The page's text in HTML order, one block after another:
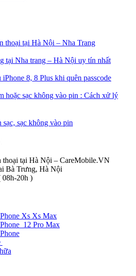
thoại tại Hà Nội – Nha Trang
tại Nha trang – Hà Nội uy tín nhất
iPhone 8, 8 Plus khi quên passcode
hoặc sạc không vào pin : Cách xử lý
sạc không vào pin
thoại tại Hà Nội – CareMobile.VN
Bà Trưng, Hà Nội
08h-20h )
Xs Xs Max
12 Pro Max